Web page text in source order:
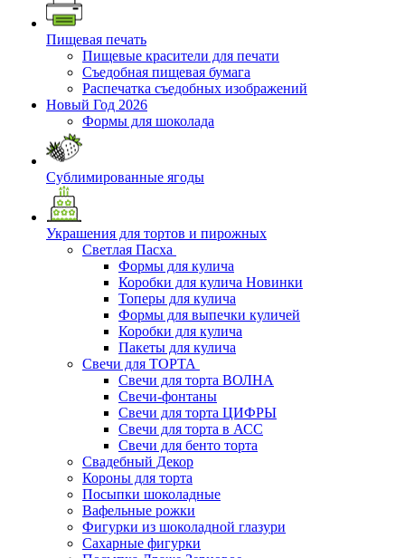
Пищевая печать
Пищевые красители для печати
Съедобная пищевая бумага
Распечатка съедобных изображений
Новый Год 2026
Формы для шоколада
Сублимированные ягоды
Украшения для тортов и пирожных
Светлая Пасха
Формы для кулича
Коробки для кулича Новинки
Топеры для кулича
Формы для выпечки куличей
Коробки для кулича
Пакеты для кулича
Свечи для ТОРТА
Свечи для торта ВОЛНА
Свечи-фонтаны
Свечи для торта ЦИФРЫ
Свечи для торта в АСС
Свечи для бенто торта
Свадебный Декор
Короны для торта
Посыпки шоколадные
Вафельные рожки
Фигурки из шоколадной глазури
Сахарные фигурки